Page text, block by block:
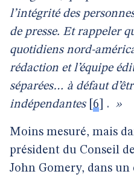
l’intégrité des
de presse. Et rappeler
quotidiens nord-
rédaction et l’équipe
séparées… à défaut
indépendantes[ 6 . »
Moins mesuré, mais
président du Conseil
John Gomery, dans